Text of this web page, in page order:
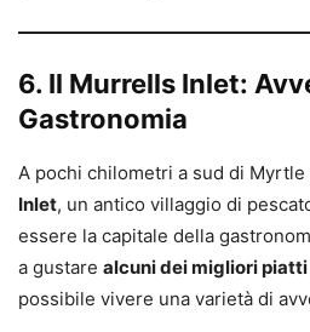
6. Il Murrells Inlet:
Gastronomia
A pochi chilometri a sud di Myrtle
Inlet, un antico villaggio di
essere la capitale della
a gustare alcuni dei migliori
possibile vivere una varietà di